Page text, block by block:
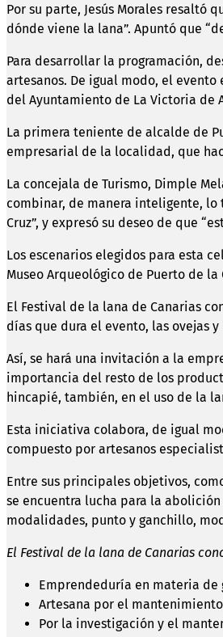
Por su parte, Jesús Morales resaltó
dónde viene la lana”. Apuntó que
Para desarrollar la programación,
artesanos. De igual modo, el
del Ayuntamiento de La Victoria de
La primera teniente de alcalde de
empresarial de la localidad, que
La concejala de Turismo, Dimple
combinar, de manera inteligente, lo
Cruz”, y expresó su deseo de que
Los escenarios elegidos para esta
Museo Arqueológico de Puerto de
El Festival de la lana de Canarias
días que dura el evento, las ovejas
Así, se hará una invitación a la
importancia del resto de los
hincapié, también, en el uso de la
Esta iniciativa colabora, de igual
compuesto por artesanos
Entre sus principales objetivos,
se encuentra lucha para la
modalidades, punto y ganchillo,
El Festival de la lana de Canarias
Emprendeduría en materia de
Artesana por el
Por la investigación y el